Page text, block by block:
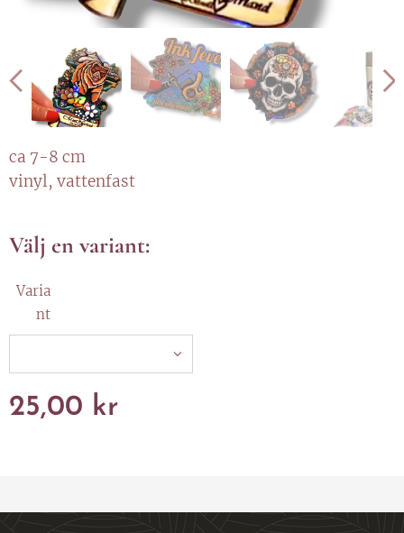
ca 7-8 cm
vinyl, vattenfast
Välj en variant:
Varia
nt
25,00 kr